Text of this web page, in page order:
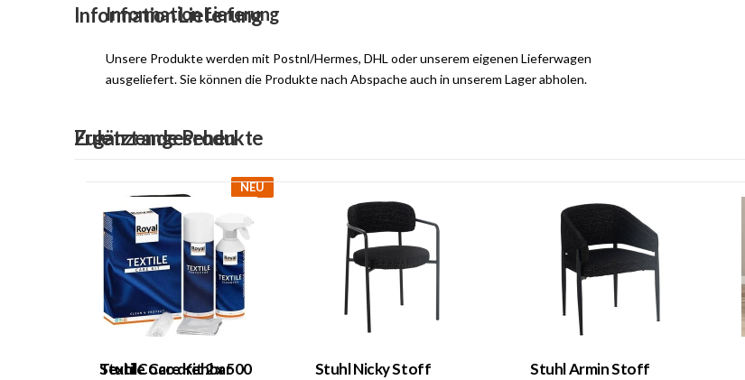
Information Lieferung
Information Lieferung
Unsere Produkte werden mit Postnl/Hermes, DHL oder unserem eigenen Lieferwagen
ausgeliefert. Sie können die Produkte nach Abspache auch in unserem Lager abholen.
Ergänzende Produkte
Textile Care Kit 2 x 500
Stuhl Nicky Stoff
Stuhl Armin Stoff
Zuletzt angesehen
Stuhl Coco drehbar
NEU